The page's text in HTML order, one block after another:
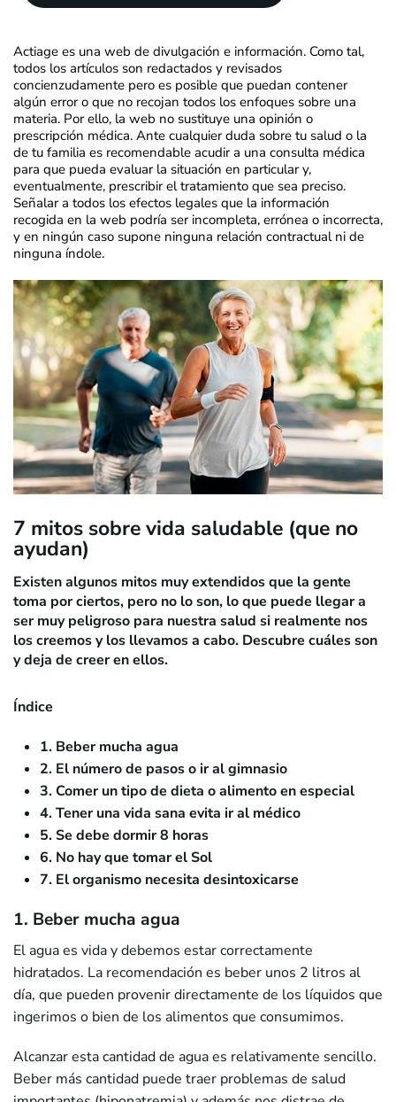
Actiage es una web de divulgación e información. Como tal,
todos los artículos son redactados y revisados
concienzudamente pero es posible que puedan contener
algún error o que no recojan todos los enfoques sobre una
materia. Por ello, la web no sustituye una opinión o
prescripción médica. Ante cualquier duda sobre tu salud o la
de tu familia es recomendable acudir a una consulta médica
para que pueda evaluar la situación en particular y,
eventualmente, prescribir el tratamiento que sea preciso.
Señalar a todos los efectos legales que la información
recogida en la web podría ser incompleta, errónea o incorrecta,
y en ningún caso supone ninguna relación contractual ni de
ninguna índole.
7 mitos sobre vida saludable (que no
ayudan)
Existen algunos mitos muy extendidos que la gente
toma por ciertos, pero no lo son, lo que puede llegar a
ser muy peligroso para nuestra salud si realmente nos
los creemos y los llevamos a cabo. Descubre cuáles son
y deja de creer en ellos.
Índice
1. Beber mucha agua
2. El número de pasos o ir al gimnasio
3. Comer un tipo de dieta o alimento en especial
4. Tener una vida sana evita ir al médico
5. Se debe dormir 8 horas
6. No hay que tomar el Sol
7. El organismo necesita desintoxicarse
1. Beber mucha agua
El agua es vida y debemos estar correctamente
hidratados. La recomendación es beber unos 2 litros al
día, que pueden provenir directamente de los líquidos que
ingerimos o bien de los alimentos que consumimos.
Alcanzar esta cantidad de agua es relativamente sencillo.
Beber más cantidad puede traer problemas de salud